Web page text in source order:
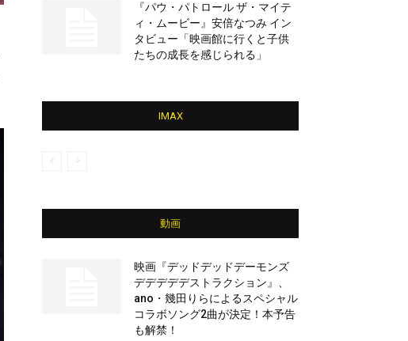
『パウ・パトロール ザ・マイテ
ィ・ムービー』安倍なつみ イン
タビュー「映画館に行くと子供
たちの成長を感じられる」
IMAX
動画
映画『デッドデッドデーモンズ
デデデデデストラクション』、
ano・幾田りらによるスペシャル
コラボソング2曲が決定！本予告
も解禁！